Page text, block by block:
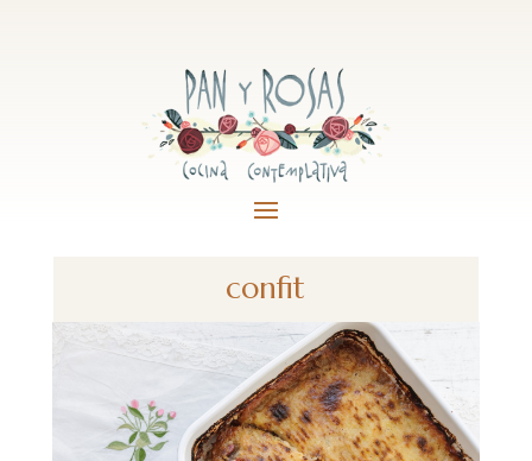
confit